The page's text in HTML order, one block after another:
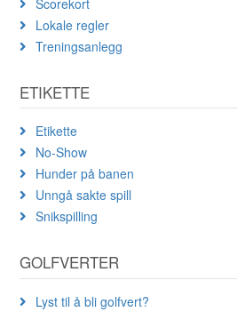
Lokale regler
Treningsanlegg
ETIKETTE
Etikette
No-Show
Hunder på banen
Unngå sakte spill
Snikspilling
GOLFVERTER
Lyst til å bli golfvert?